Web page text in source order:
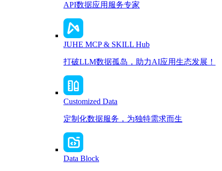
API数据应用服务专家
JUHE MCP & SKILL Hub
打破LLM数据孤岛，助力AI应用生态发展！
Customized Data
定制化数据服务，为独特需求而生
Data Block